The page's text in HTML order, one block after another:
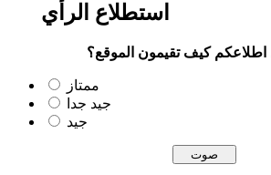
استطلاع الرأي
كيف تقيمون الموقع؟
ممتاز
جيد جدا
جيد